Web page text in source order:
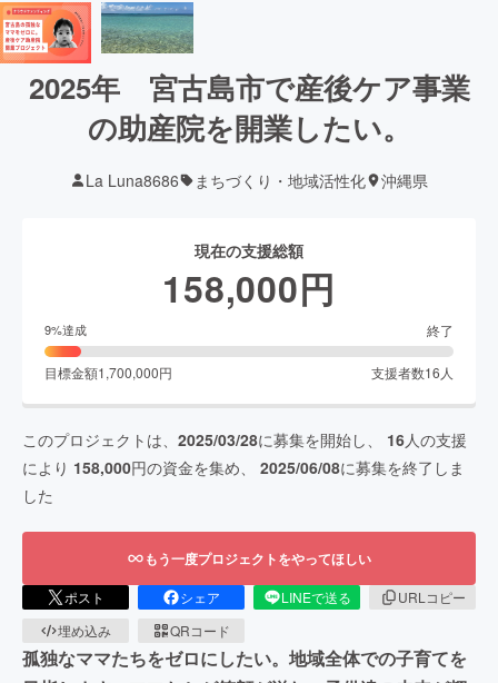
2025年 宮古島市で産後ケア事業
の助産院を開業したい。
La Luna8686 まちづくり・地域活性化 沖縄県
現在の支援総額
158,000円
9%達成 終了
目標金額1,700,000円 支援者数16 人
このプロジェクトは、 2025/03/28に募集を開始し、 16人の支援
により 158,000円の資金を集め、 2025/06/08に募集を終了しま
した
もう一度プロジェクトをやってほしい
ポスト シェア LINEで送る
URLコピー
埋め込み
QRコード
孤独なママたちをゼロにしたい。地域全体での子育てを